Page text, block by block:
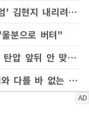
국힘 "이진숙 체포, 추석밥상서 '절대존엄' 김현지 내리려는 정치적 의도"(종합)
분으로 버텨"
민주 "이진숙, 과대망상증 환자…정치적 탄압 앞뒤 안 맞아"(종합)
정규재 "이진숙 체포가 말이 되나…깡패와 다를 바 없는 짓"